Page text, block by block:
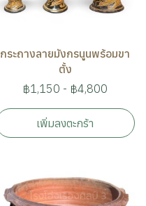
กระถางลายมังกรนูนพร้อมขา
ตั้ง
฿1,150 - ฿4,800
เพิ่มลงตะกร้า